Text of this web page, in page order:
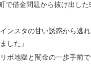
で借金問題から抜け出した
ンスタの甘い誘惑から逃
した」
ボ地獄と闇金の一歩手前